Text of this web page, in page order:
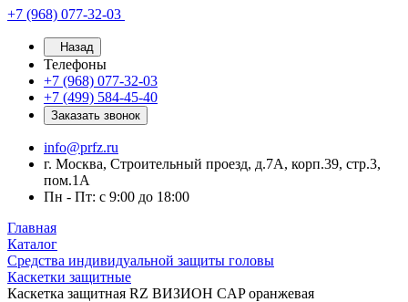
+7 (968) 077-32-03
Назад
Телефоны
+7 (968) 077-32-03
+7 (499) 584-45-40
Заказать звонок
info@prfz.ru
г. Москва, Строительный проезд, д.7А, корп.39, стр.3,
пом.1А
Пн - Пт: с 9:00 до 18:00
Главная
Каталог
Средства индивидуальной защиты головы
Каскетки защитные
Каскетка защитная RZ ВИЗИОН CAP оранжевая